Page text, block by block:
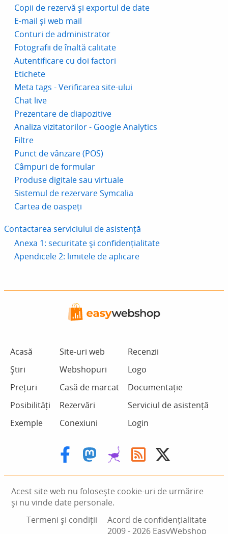
Copii de rezervă și exportul de date
E-mail și web mail
Conturi de administrator
Fotografii de înaltă calitate
Autentificare cu doi factori
Etichete
Meta tags - Verificarea site-ului
Chat live
Prezentare de diapozitive
Analiza vizitatorilor - Google Analytics
Filtre
Punct de vânzare (POS)
Câmpuri de formular
Produse digitale sau virtuale
Sistemul de rezervare Symcalia
Cartea de oaspeți
Contactarea serviciului de asistență
Anexa 1: securitate și confidențialitate
Apendicele 2: limitele de aplicare
Acasă
Știri
Prețuri
Posibilități
Exemple
Site-uri web
Webshopuri
Casă de marcat
Rezervări
Conexiuni
Recenzii
Logo
Documentație
Serviciul de asistență
Login
Acest site web nu folosește cookie-uri de urmărire
și nu vinde date personale.
Termeni și condiții
Acord de confidențialitate
2009 ‑ 2026 EasyWebshop